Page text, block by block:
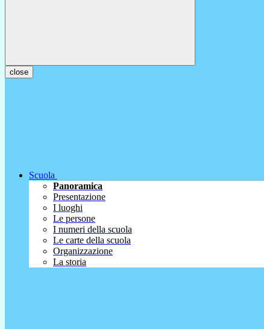
close
Scuola
Panoramica
Presentazione
I luoghi
Le persone
I numeri della scuola
Le carte della scuola
Organizzazione
La storia